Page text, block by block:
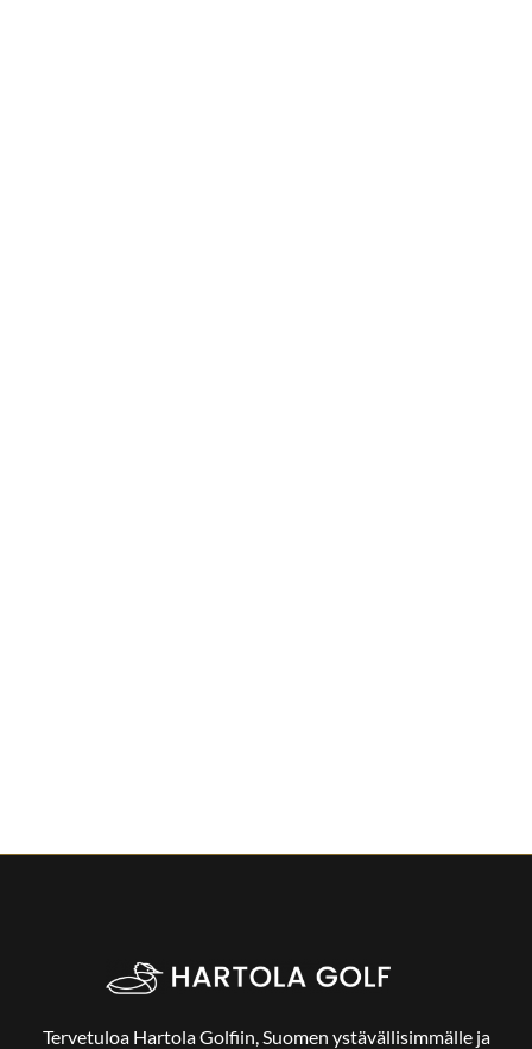
Tervetuloa Hartola Golfiin, Suomen ystävällisimmälle ja